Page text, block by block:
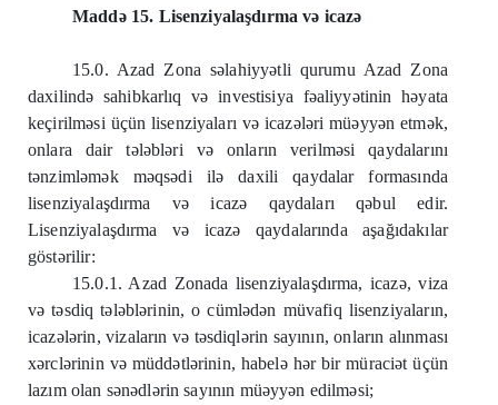
Maddə 15. Lisenziyalaşdırma və icazə
15.0. Azad Zona səlahiyyətli qurumu Azad Zona
daxilində sahibkarlıq və investisiya fəaliyyətinin həyata
keçirilməsi üçün lisenziyaları və icazələri müəyyən etmək,
onlara dair tələbləri və onların verilməsi qaydalarını
tənzimləmək məqsədi ilə daxili qaydalar formasında
lisenziyalaşdırma və icazə qaydaları qəbul edir.
Lisenziyalaşdırma və icazə qaydalarında aşağıdakılar
göstərilir:
15.0.1. Azad Zonada lisenziyalaşdırma, icazə, viza
və təsdiq tələblərinin, o cümlədən müvafiq lisenziyaların,
icazələrin, vizaların və təsdiqlərin sayının, onların alınması
xərclərinin və müddətlərinin, habelə hər bir müraciət üçün
lazım olan sənədlərin sayının müəyyən edilməsi;